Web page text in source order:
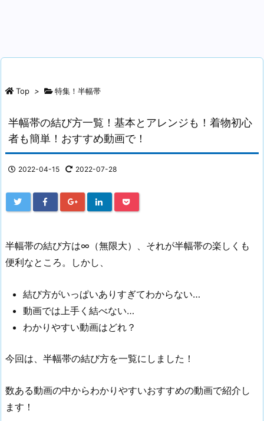
Top > 特集！半幅帯
半幅帯の結び方一覧！基本とアレンジも！着物初心
者も簡単！おすすめ動画で！
2022-04-15 2022-07-28
半幅帯の結び方は∞（無限大）、それが半幅帯の楽しくも
便利なところ。しかし、
結び方がいっぱいありすぎてわからない…
動画では上手く結べない…
わかりやすい動画はどれ？
今回は、半幅帯の結び方を一覧にしました！
数ある動画の中からわかりやすいおすすめの動画で紹介し
ます！